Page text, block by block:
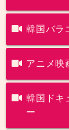
韓国バラ
アニメ映
韓国ドキ
ー